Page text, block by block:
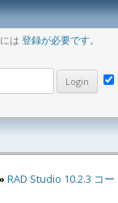
は 登録が必要です。
RAD Studio 10.2.3 コ